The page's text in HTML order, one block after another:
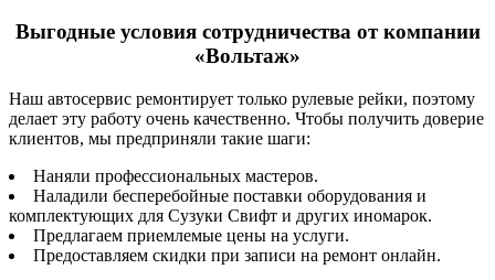
Выгодные условия сотрудничества от компании
«Вольтаж»
Наш автосервис ремонтирует только рулевые рейки, поэтому
делает эту работу очень качественно. Чтобы получить доверие
клиентов, мы предприняли такие шаги:
Наняли профессиональных мастеров.
Наладили бесперебойные поставки оборудования и
комплектующих для Сузуки Свифт и других иномарок.
Предлагаем приемлемые цены на услуги.
Предоставляем скидки при записи на ремонт онлайн.